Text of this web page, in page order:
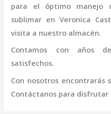
para el óptimo manejo
sublimar en Veronica
visita a nuestro almacén.
Contamos con años
satisfechos.
Con nosotros encontrarás
Contáctanos para